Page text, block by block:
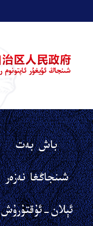
باش بەت
شىنجاڭغا نەزەر
ئېلان-ئۇقتۇرۇش